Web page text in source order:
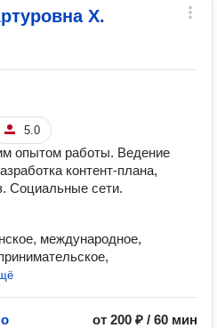
Х.
5.0
опытом работы. Ведение
контент-плана,
Социальные сети.
международное,
от 200 ₽ / 60 мин